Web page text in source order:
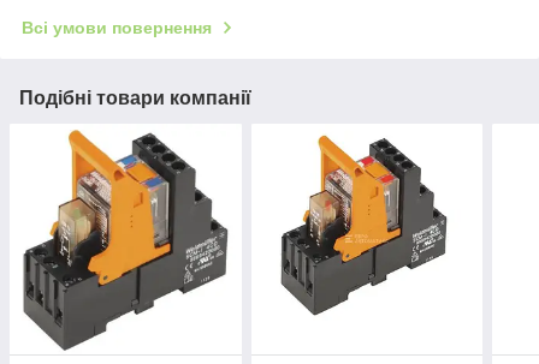
Всі умови повернення
Подібні товари компанії